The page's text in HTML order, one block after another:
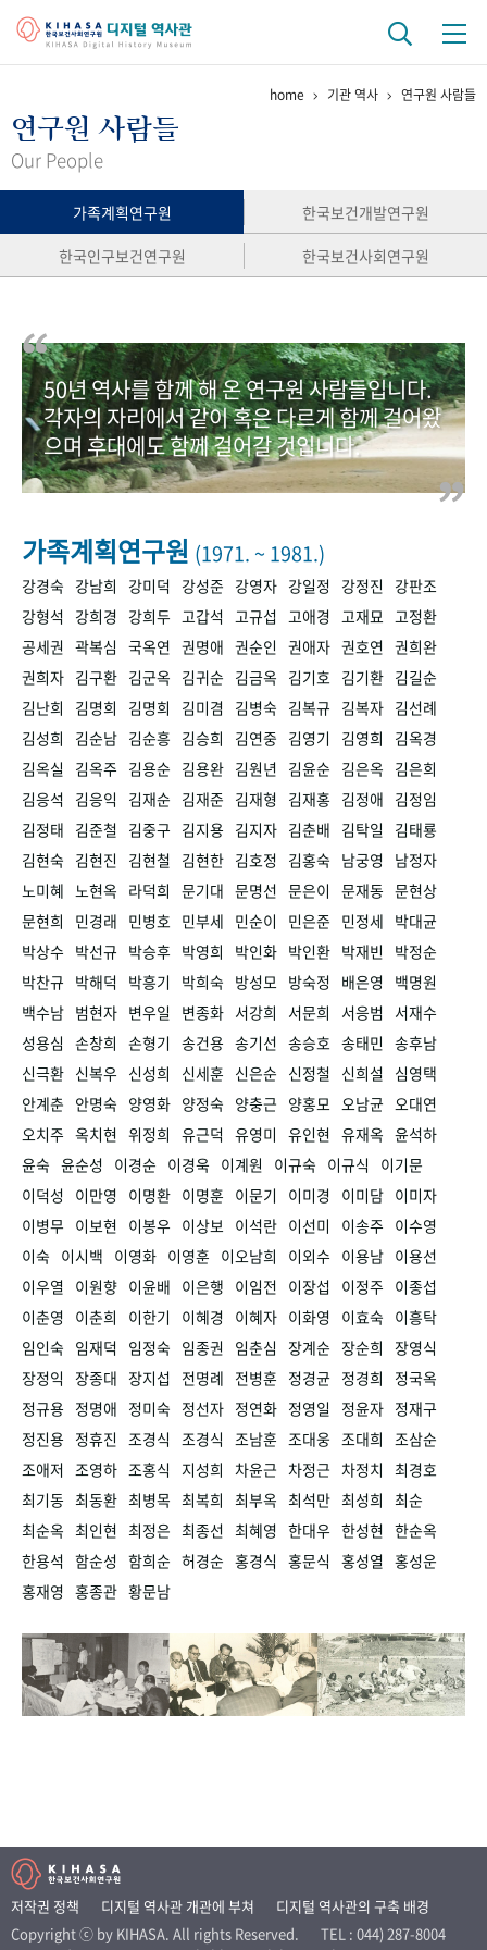
걸어온 길 기관 변천사
연구 역사
정책과 연구 키워드로 보는 연구 역사
연구자들
간행물 변천사
기록물 아카이브
사진 아카이브 문서 기록물 행정박물 영상 기록물
50+1주년 기념
+1
VR 역사관
home 기관 역사 연구원 사람들
연구원 사람들
Our People
가족계획연구원
한국보건개발연구원
한국인구보건연구원
한국보건사회연구원
50년 역사를 함께 해 온 연구원 사람들입니다.
각자의 자리에서 같이 혹은 다르게 함께 걸어왔
으며 후대에도 함께 걸어갈 것입니다.
가족계획연구원 (1971. ~ 1981.)
강경숙 강남희 강미덕 강성준 강영자 강일정 강정진
강판조
강형석
강희경 강희두 고갑석 고규섭 고애경 고재묘 고정환
공세권 곽복심 국옥연 권명애 권순인 권애자 권호연 권희완
권희자 김구환 김군옥 김귀순 김금옥 김기호 김기환 김길순
김난희
김명희 김명희 김미겸 김병숙 김복규 김복자 김선례
김성희
김순남 김순흥 김승희 김연중 김영기 김영희
김옥경
김옥실
김옥주 김용순 김용완 김원년 김윤순 김은옥 김은희
김응석
김응익 김재순 김재준 김재형 김재홍 김정애 김정임
김정태 김준철 김중구 김지용 김지자 김춘배 김탁일
김태룡
김현숙 김현진 김현철 김현한 김호정 김홍숙 남궁영
남정자
노미혜 노현옥 라덕희 문기대 문명선 문은이 문재동 문현상
문현희
민경래 민병호 민부세 민순이 민은준 민정세 박대균
박상수 박선규 박승후 박영희 박인화 박인환 박재빈
박정순
박찬규 박해덕 박흥기 박희숙 방성모 방숙정 배은영
백명원
백수남 범현자 변우일 변종화 서강희 서문희 서응범
서재수
성용심 손창희 손형기 송건용 송기선 송승호 송태민 송후남
신극환 신복우 신성희 신세훈 신은순 신정철 신희설
심영택
안계춘 안명숙 양영화 양정숙 양충근 양홍모 오남균 오대연
오치주 옥치현 위정희 유근덕 유영미 유인현 유재옥 윤석하
윤숙 윤순성 이경순 이경욱 이계원 이규숙 이규식
이기문
이덕성
이만영 이명환 이명훈 이문기 이미경 이미담 이미자
이병무 이보현 이봉우 이상보 이석란 이선미 이송주 이수영
이숙 이시백 이영화 이영훈 이오남희 이외수 이용남 이용선
이우열
이원향 이윤배 이은행 이임전 이장섭 이정주 이종섭
이춘영
이춘희 이한기 이혜경 이혜자 이화영 이효숙 이흥탁
임인숙 임재덕 임정숙 임종권 임춘심 장계순 장순희 장영식
장정익 장종대 장지섭 전명례 전병훈 정경균 정경희
정국옥
정규용 정명애 정미숙 정선자 정연화 정영일 정윤자 정재구
정진용 정휴진 조경식 조경식 조남훈 조대웅 조대희 조삼순
조애저 조영하 조홍식 지성희 차윤근 차정근 차정치 최경호
최기동 최동환 최병목 최복희 최부옥 최석만 최성희 최순
최순옥 최인현 최정은 최종선 최혜영 한대우 한성현 한순옥
한용석 함순성 함희순 허경순 홍경식 홍문식 홍성열 홍성운
홍재영 홍종관 황문남
저작권 정책 디지털 역사관 개관에 부쳐
디지털 역사관의 구축 배경
Copyright ⓒ by KIHASA. All rights Reserved.
TEL : 044) 287-8004